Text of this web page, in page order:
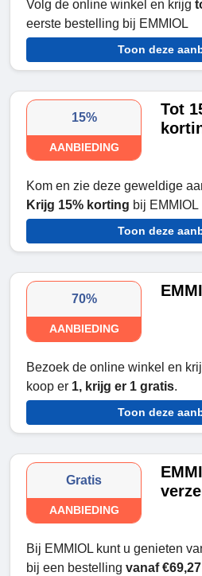
Volg de online winkel en krijg
eerste bestelling bij EMMIOL
Toon deze
15%
AANBIEDING
Tot
Kom en zie deze geweldige
Krijg 15% korting bij EMMIOL
Toon deze
70%
AANBIEDING
Bezoek de online winkel en
koop er 1, krijg er 1 gratis.
Toon deze
Gratis
AANBIEDING
Bij EMMIOL kunt u genieten
bij een bestelling vanaf €69,27